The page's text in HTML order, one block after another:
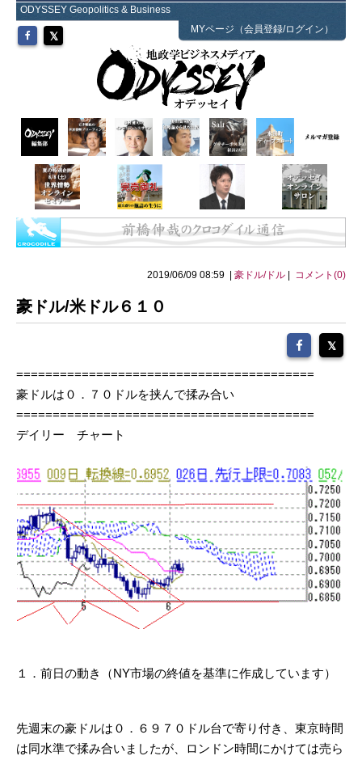
ODYSSEY Geopolitics & Business
MYページ（会員登録/ログイン）
2019/06/09 08:59 | 豪ドル/ドル コメント(0)
豪ドル/米ドル６１０
=========================================
豪ドルは０．７０ドルを挟んで揉み合い
=========================================
デイリー チャート
１．前日の動き（NY市場の終値を基準に作成しています）
先週末の豪ドルは０．６９７０ドル台で寄り付き、東京時間
は同水準で揉み合いましたが、ロンドン時間にかけては売ら